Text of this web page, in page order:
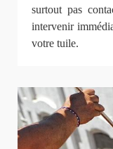
surtout pas
intervenir
votre tuile.